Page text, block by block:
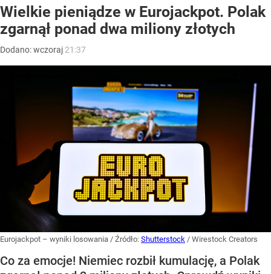
Wielkie pieniądze w Eurojackpot. Polak
zgarnął ponad dwa miliony złotych
Dodano:wczoraj 21:37
Eurojackpot – wyniki losowania / Źródło: Shutterstock / Wirestock Creators
Co za emocje! Niemiec rozbił kumulację, a Polak